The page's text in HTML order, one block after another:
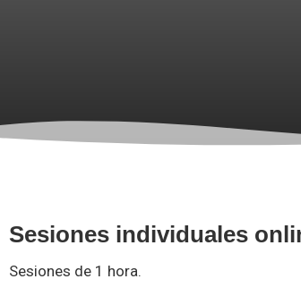
Sesiones individuales
Sesiones de 1 hora.